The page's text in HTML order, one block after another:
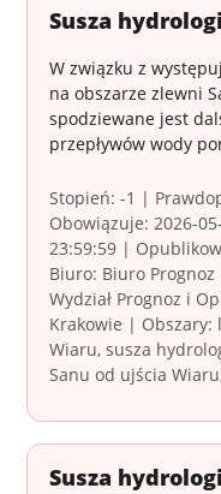
Susza
W związku z
na obszarze zlewni
spodziewane jest
przepływów wody
Stopień: -1 |
Obowiązuje: 2026-
23:59:59 |
Biuro: Biuro
Wydział Prognoz i
Krakowie | Obszary:
Wiaru, susza
Sanu od ujścia
Susza